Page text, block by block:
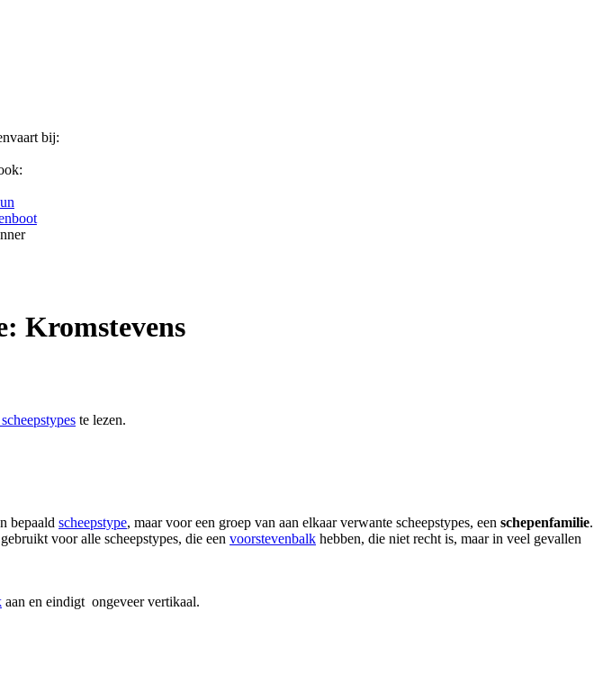
bij:
Kromstevens
te lezen.
bepaald scheepstype, maar voor een groep van aan elkaar verwante scheepstypes, een schepenfamilie.
voor alle scheepstypes, die een voorstevenbalk hebben, die niet recht is, maar in veel gevallen
aan en eindigt ongeveer vertikaal.